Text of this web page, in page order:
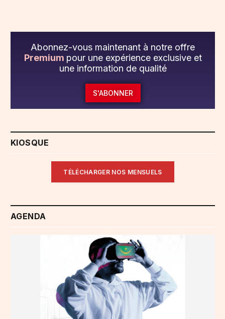
Abonnez-vous maintenant à notre offre
Premium pour une expérience exclusive et
une information de qualité
S'ABONNER
KIOSQUE
TÉLÉCHARGER NOS MENSUELS
AGENDA